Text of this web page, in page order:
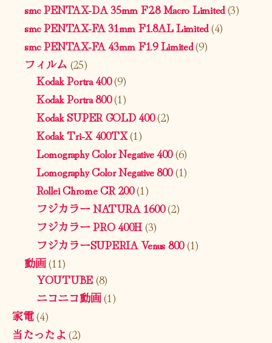
smc PENTAX-DA 35mm F2.8 Macro Limited(3)
smc PENTAX-FA 31mm F1.8AL Limited(4)
smc PENTAX-FA 43mm F1.9 Limited(9)
フィルム (25)
Kodak Portra 400(9)
Kodak Portra 800(1)
Kodak SUPER GOLD 400(2)
Kodak Tri-X 400TX(1)
Lomography Color Negative 400(6)
Lomography Color Negative 800(1)
Rollei Chrome CR 200(1)
フジカラー NATURA 1600(2)
フジカラー PRO 400H(3)
フジカラーSUPERIA Venus 800(1)
動画(11)
YOUTUBE(8)
ニコニコ動画(1)
家電(4)
当たったよ(2)